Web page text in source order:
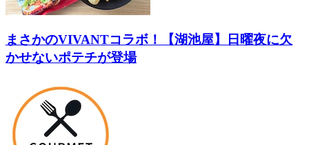
まさかのVIVANTコラボ！【湖池屋】日曜夜に欠
かせないポテチが登場